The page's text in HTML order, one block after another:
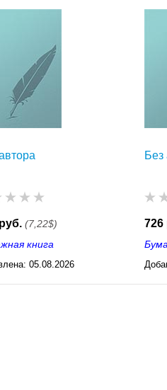
(7,22$)
книга
05.08.2026
Без
726
03:23